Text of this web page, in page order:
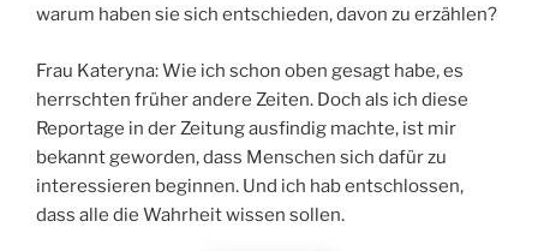
warum haben sie sich entschieden, davon zu erzählen?
Frau Kateryna: Wie ich schon oben gesagt habe, es
herrschten früher andere Zeiten. Doch als ich diese
Reportage in der Zeitung ausfindig machte, ist mir
bekannt geworden, dass Menschen sich dafür zu
interessieren beginnen. Und ich hab entschlossen,
dass alle die Wahrheit wissen sollen.